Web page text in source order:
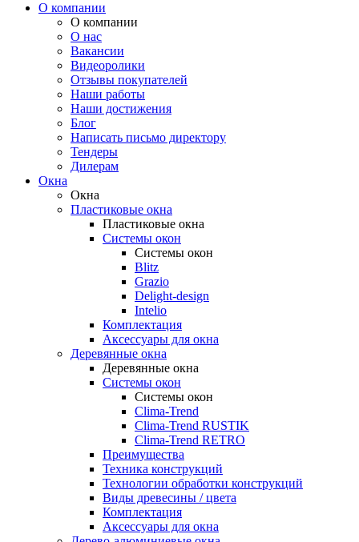
О компании
О компании
О нас
Вакансии
Видеоролики
Отзывы покупателей
Наши работы
Наши достижения
Блог
Написать письмо директору
Тендеры
Дилерам
Окна
Окна
Пластиковые окна
Пластиковые окна
Системы окон
Системы окон
Blitz
Grazio
Delight-design
Intelio
Комплектация
Аксессуары для окна
Деревянные окна
Деревянные окна
Системы окон
Системы окон
Clima-Trend
Clima-Trend RUSTIK
Clima-Trend RETRO
Преимущества
Техника конструкций
Технологии обработки конструкций
Виды древесины / цвета
Комплектация
Аксессуары для окна